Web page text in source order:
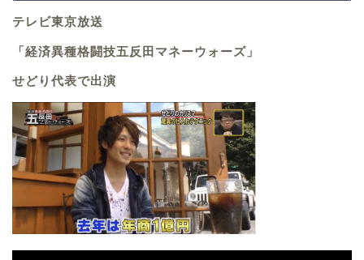
テレビ東京放送
「経済異種格闘技五反田マネーウォーズ」
せどり代表で出演